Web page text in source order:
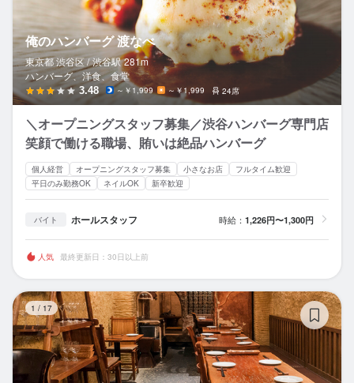
俺のハンバーグ 渡なべ
東京都 渋谷区 / 渋谷駅 281m
ハンバーグ、洋食、食堂
3.48 ～￥1,999 ～￥1,999 24席
＼オープニングスタッフ募集／渋谷ハンバーグ専門店
笑顔で働ける職場、賄いは絶品ハンバーグ
個人経営 オープニングスタッフ募集 小さなお店
フルタイム歓迎
平日のみ勤務OK
ネイルOK 新卒歓迎
バイト ホールスタッフ 時給： 1,226円〜1,300円
人気 最終更新日：30日以上前
1 / 17